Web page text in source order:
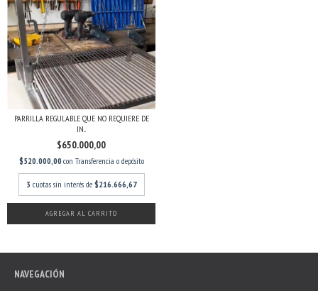
PARRILLA REGULABLE QUE NO REQUIERE DE
IN...
$650.000,00
$520.000,00con Transferencia o depósito
3 cuotas sin interés de $216.666,67
AGREGAR AL CARRITO
NAVEGACIÓN